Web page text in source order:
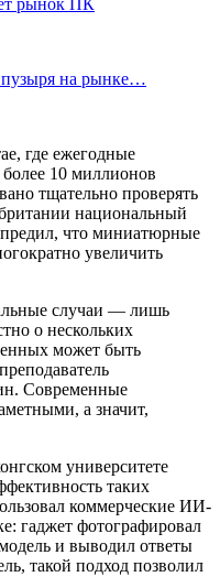
пузыря на рынке…
где ежегодные
10 миллионов
тщательно проверять
национальный
что миниатюрные
увеличить
случаи — лишь
о нескольких
может быть
Современные
а значит,
университете
таких
коммерческие ИИ-
гаджет фотографировал
и выводил ответы
такой подход позволил